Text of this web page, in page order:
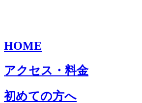
HOME
アクセス・料金
初めての方へ